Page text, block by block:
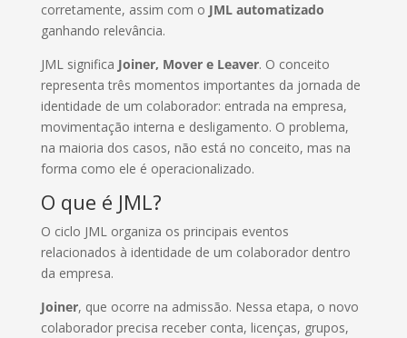
corretamente, assim com o JML automatizado
ganhando relevância.
JML significa Joiner, Mover e Leaver. O conceito
representa três momentos importantes da jornada de
identidade de um colaborador: entrada na empresa,
movimentação interna e desligamento. O problema,
na maioria dos casos, não está no conceito, mas na
forma como ele é operacionalizado.
O que é JML?
O ciclo JML organiza os principais eventos
relacionados à identidade de um colaborador dentro
da empresa.
Joiner, que ocorre na admissão. Nessa etapa, o novo
colaborador precisa receber conta, licenças, grupos,